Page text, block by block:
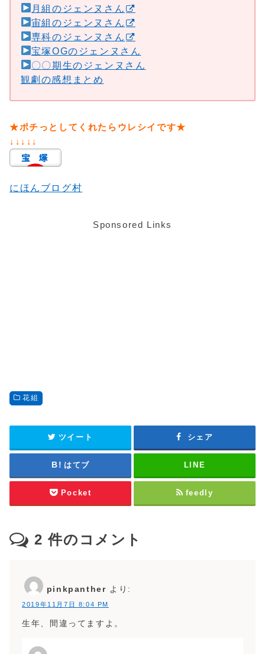
月組のジェンヌさん
宙組のジェンヌさん
専科のジェンヌさん
宝塚OGのジェンヌさん
〇〇期生のジェンヌさん
観劇の感想まとめ
★ポチっとしてくれたらウレシイです★
↓↓↓↓↓
にほんブログ村
Sponsored Links
花組
ツイート シェア
はてブ LINE
Pocket feedly
2 件のコメント
pinkpanther より:
2019年11月7日 8:04 PM
生年、間違ってますよ。